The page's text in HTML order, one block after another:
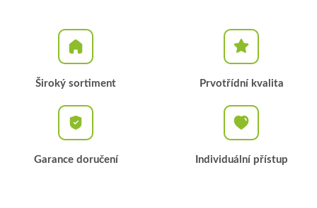
Široký sortiment Prvotřídní kvalita
Garance doručení Individuální přístup